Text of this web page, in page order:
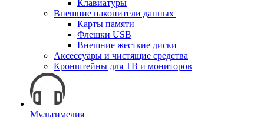
Клавиатуры
Внешние накопители данных
Карты памяти
Флешки USB
Внешние жесткие диски
Аксессуары и чистящие средства
Кронштейны для ТВ и мониторов
Мультимедия